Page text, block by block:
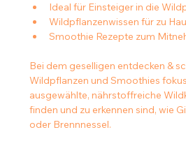
Ideal für Einsteiger in die
Wildpflanzenwissen für zu
Smoothie Rezepte zum
Bei dem geselligen entdecken &
Wildpflanzen und Smoothies
ausgewählte, nährstoffreiche
finden und zu erkennen sind, wie
oder Brennnessel.